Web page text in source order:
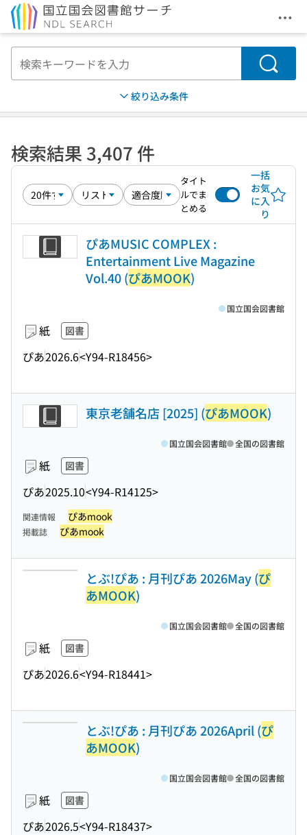
メ
検索
絞り込み条件
検索結果 3,407 件
タイト
ルでま
とめる
一括
お気
に入
り
ぴあMUSIC COMPLEX :
Entertainment Live Magazine
Vol.40 (ぴあMOOK)
紙 図書
ぴあ2026.6<Y94-R18456>
国立国会図書館
東京老舗名店 [2025] (ぴあMOOK)
紙 図書
ぴあ2025.10<Y94-R14125>
国立国会図書館 全国の図書館
関連情報 ぴあmook
掲載誌 ぴあmook
とぶ!ぴあ : 月刊ぴあ 2026May (ぴ
あMOOK)
紙 図書
ぴあ2026.6<Y94-R18441>
国立国会図書館 全国の図書館
とぶ!ぴあ : 月刊ぴあ 2026April (ぴ
あMOOK)
紙 図書
ぴあ2026.5<Y94-R18437>
国立国会図書館 全国の図書館